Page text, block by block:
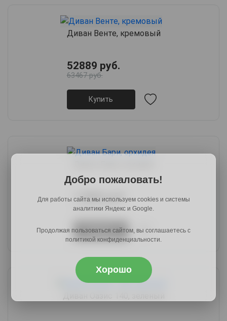
Диван Венте, кремовый
52889 руб.
63467 руб.
Купить
17889 руб.
22004 руб.
Купить
Добро пожаловать!
Для работы сайта мы используем cookies и системы
аналитики Яндекс и Google.
Продолжая пользоваться сайтом, вы соглашаетесь с
политикой конфиденциальности.
Хорошо